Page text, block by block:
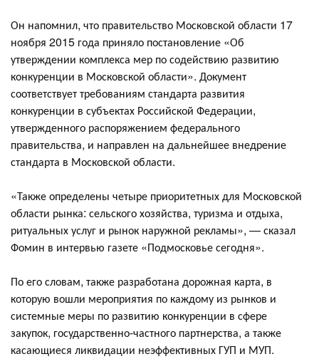
Он напомнил, что правительство Московской области 17
ноября 2015 года приняло постановление «Об
утверждении комплекса мер по содействию развитию
конкуренции в Московской области». Документ
соответствует требованиям стандарта развития
конкуренции в субъектах Российской Федерации,
утвержденного распоряжением федерального
правительства, и направлен на дальнейшее внедрение
стандарта в Московской области.
«Также определены четыре приоритетных для Московской
области рынка: сельского хозяйства, туризма и отдыха,
ритуальных услуг и рынок наружной рекламы», — сказал
Фомин в интервью газете «Подмосковье сегодня».
По его словам, также разработана дорожная карта, в
которую вошли мероприятия по каждому из рынков и
системные меры по развитию конкуренции в сфере
закупок, государственно-частного партнерства, а также
касающиеся ликвидации неэффективных ГУП и МУП.